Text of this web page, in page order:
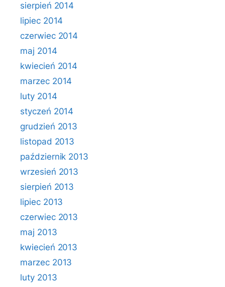
sierpień 2014
lipiec 2014
czerwiec 2014
maj 2014
kwiecień 2014
marzec 2014
luty 2014
styczeń 2014
grudzień 2013
listopad 2013
październik 2013
wrzesień 2013
sierpień 2013
lipiec 2013
czerwiec 2013
maj 2013
kwiecień 2013
marzec 2013
luty 2013